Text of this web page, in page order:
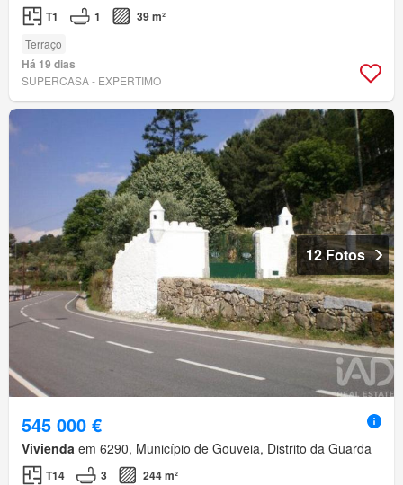
T1 1 39 m²
Terraço
Há 19 dias
SUPERCASA - EXPERTIMO
12 Fotos
545 000 €
Vivienda em 6290, Município de Gouveia, Distrito da Guarda
T14 3 244 m²